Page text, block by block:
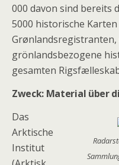
000 davon sind bereits
5000 historische
grönlandsbezogene
gesamten
Zweck: Material über
Das
Arktische
Institut